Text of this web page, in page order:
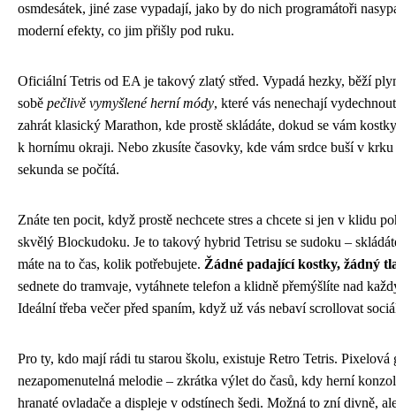
osmdesátek, jiné zase vypadají, jako by do nich programátoři
moderní efekty, co jim přišly pod ruku.
Oficiální Tetris od EA je takový zlatý střed. Vypadá hezky, běží
sobě pečlivě vymyšlené herní módy, které vás nenechají
zahrát klasický Marathon, kde prostě skládáte, dokud se vám
k hornímu okraji. Nebo zkusíte časovky, kde vám srdce buší v krku
sekunda se počítá.
Znáte ten pocit, když prostě nechcete stres a chcete si jen v klidu
skvělý Blockudoku. Je to takový hybrid Tetrisu se sudoku –
máte na to čas, kolik potřebujete. Žádné padající kostky, žádný
sednete do tramvaje, vytáhnete telefon a klidně přemýšlíte nad
Ideální třeba večer před spaním, když už vás nebaví scrollovat
Pro ty, kdo mají rádi tu starou školu, existuje Retro Tetris. Pixelová
nezapomenutelná melodie – zkrátka výlet do časů, kdy herní
hranaté ovladače a displeje v odstínech šedi. Možná to zní divně,